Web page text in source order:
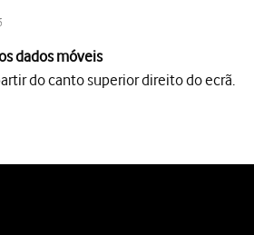
dados móveis
do canto superior direito do ecrã.